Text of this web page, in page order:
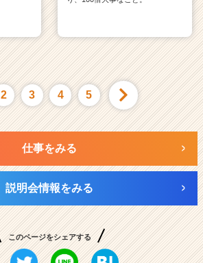
2 3 4 5
仕事をみる
説明会情報をみる
このページをシェアする